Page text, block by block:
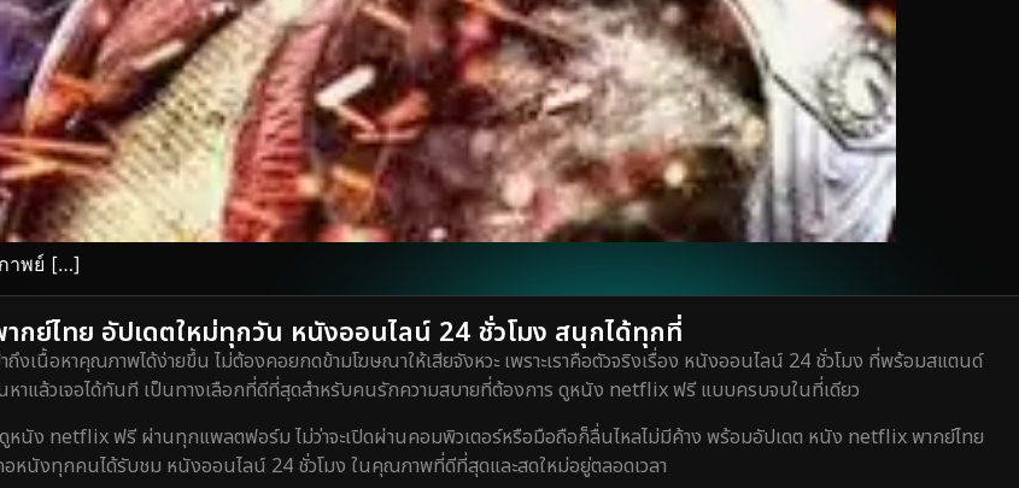
าพย์ […]
ย์ไทย อัปเดตใหม่ทุกวัน หนังออนไลน์ 24 ชั่วโมง สนุกได้ทุกที่
เนื้อหาคุณภาพได้ง่ายขึ้น ไม่ต้องคอยกดข้ามโฆษณาให้เสียจังหวะ เพราะเราคือตัวจริงเรื่อง หนังออนไลน์ 24 ชั่วโมง ที่พร้อมสแตนด์
แล้วเจอได้ทันที เป็นทางเลือกที่ดีที่สุดสำหรับคนรักความสบายที่ต้องการ ดูหนัง netflix ฟรี แบบครบจบในที่เดียว
ดูหนัง netflix ฟรี ผ่านทุกแพลตฟอร์ม ไม่ว่าจะเปิดผ่านคอมพิวเตอร์หรือมือถือก็ลื่นไหลไม่มีค้าง พร้อมอัปเดต หนัง netflix พากย์ไทย
อหนังทุกคนได้รับชม หนังออนไลน์ 24 ชั่วโมง ในคุณภาพที่ดีที่สุดและสดใหม่อยู่ตลอดเวลา